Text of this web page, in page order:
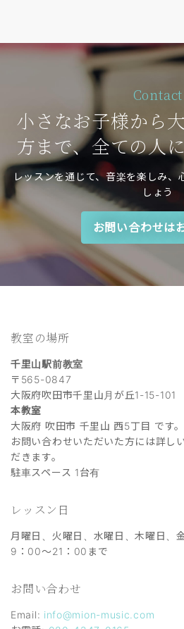
Contact
小さなお子様から
方まで、全ての人
レッスンを通じて、音楽を楽しみ
しょう
お問い合わせは
教室の場所
千里山駅前教室
〒565-0847
大阪府吹田市千里山月が丘1-15-101
本教室
大阪府 吹田市 千里山 西5丁目 です。
お問い合わせいただいた方には詳し
だきます。
駐車スペース 1台有
レッスン日
月曜日、火曜日、水曜日、木曜日、
9：00～21：00まで
お問い合わせ
Email: info@mion-music.com